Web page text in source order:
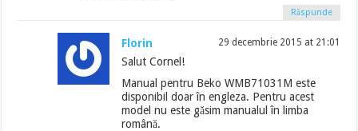
Răspunde
Florin 29 decembrie 2015 at 21:01
Salut Cornel!
Manual pentru Beko WMB71031M este
disponibil doar în engleza. Pentru acest
model nu este găsim manualul în limba
română.